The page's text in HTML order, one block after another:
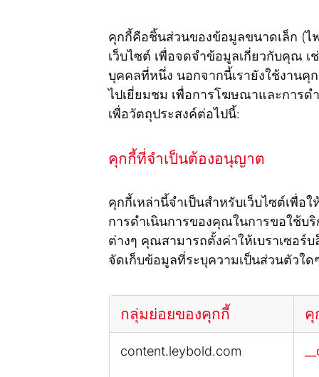
คุกกี้คือชิ้นส่วนของข้อมูลขนาดเล็ก (ไ
เว็บไซต์ เพื่อจดจำข้อมูลเกี่ยวกับคุณ
บุคคลที่หนึ่ง นอกจากนี้เรายังใช้งาน
ไปเยี่ยมชม เพื่อการโฆษณาและการด
เพื่อวัตถุประสงค์ต่อไปนี้:
คุกกี้ที่จำเป็นต้องอนุญาต
คุกกี้เหล่านี้จำเป็นสำหรับเว็บไซต์เพื่อ
การดำเนินการของคุณในการขอใช้บ
ต่างๆ คุณสามารถตั้งค่าให้เบราเซอร์
จัดเก็บข้อมูลที่ระบุความเป็นส่วนตัวใด
กลุ่มย่อยของคุกกี้ คุ
content.leybold.com